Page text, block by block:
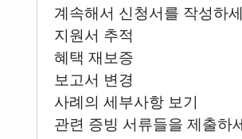
계속해서 신청서를 작성하
지원서 추적
혜택 재보증
보고서 변경
사례의 세부사항 보기
관련 증빙 서류들을 제출하